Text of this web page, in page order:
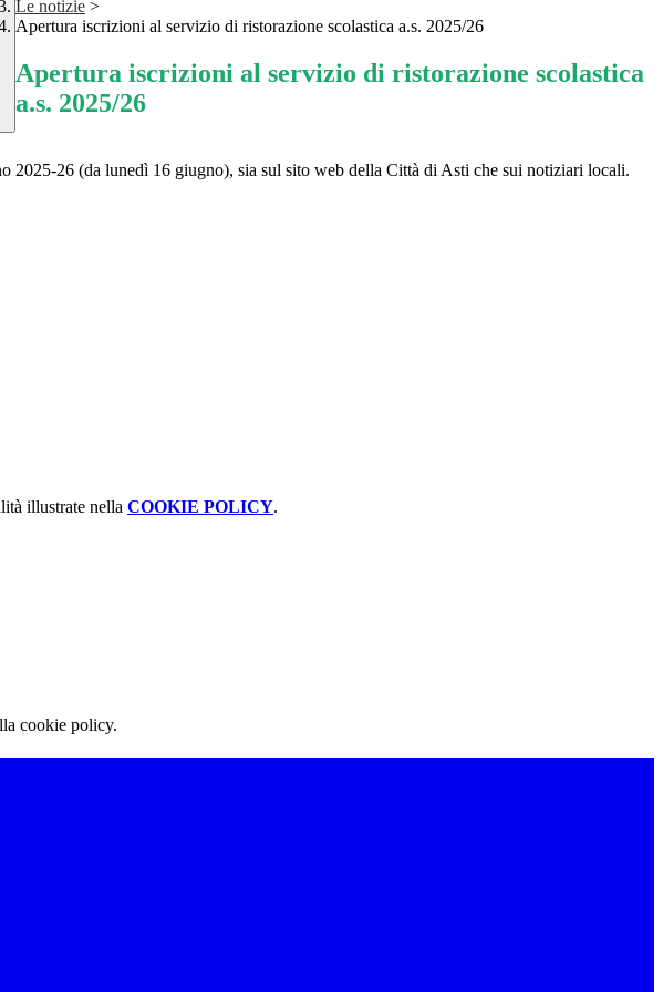
Le notizie >
Apertura iscrizioni al servizio di ristorazione scolastica a.s. 2025/26
Apertura iscrizioni al servizio di ristorazione scolastica
a.s. 2025/26
2025-26 (da lunedì 16 giugno), sia sul sito web della Città di Asti che sui notiziari locali.
illustrate nella COOKIE POLICY.
cookie policy.